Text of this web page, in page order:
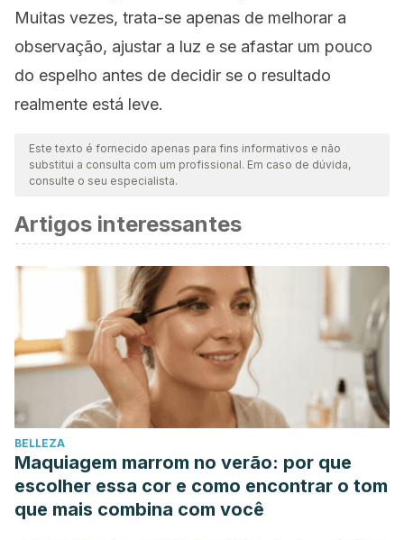
Muitas vezes, trata-se apenas de melhorar a
observação, ajustar a luz e se afastar um pouco
do espelho antes de decidir se o resultado
realmente está leve.
Este texto é fornecido apenas para fins informativos e não
substitui a consulta com um profissional. Em caso de dúvida,
consulte o seu especialista.
Artigos interessantes
BELLEZA
Maquiagem marrom no verão: por que
escolher essa cor e como encontrar o tom
que mais combina com você